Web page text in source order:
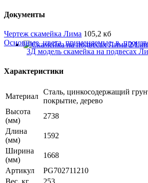
Документы
Чертеж скамейка Лима 105,2 кб
3Д модель скамейка на подвесах
Характеристики
Материал
Сталь, цинкосодержащий
покрытие, дерево
Высота
(мм)
2738
Длина
(мм)
1592
Ширина
(мм)
1668
Артикул
PG702711210
Вес, кг
253